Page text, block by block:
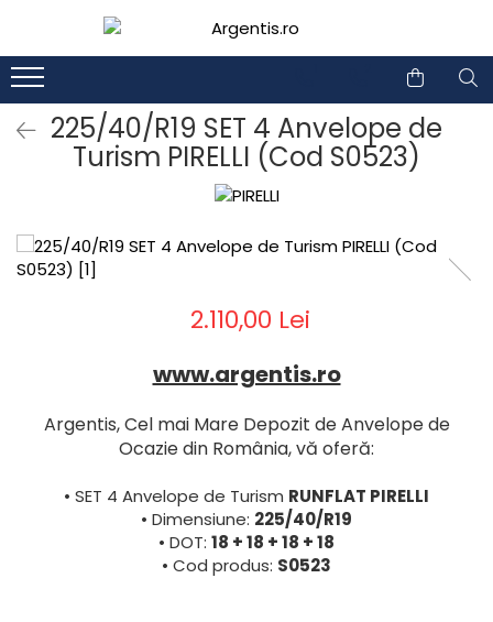
225/40/R19 SET 4 Anvelope de
Turism PIRELLI (Cod S0523)
2.110,00 Lei
www.argentis.ro
Argentis, Cel mai Mare Depozit de Anvelope de
Ocazie din România, vă oferă:
• SET 4 Anvelope de Turism RUNFLAT PIRELLI
• Dimensiune: 225/40/R19
• DOT: 18 + 18 + 18 + 18
• Cod produs: S0523